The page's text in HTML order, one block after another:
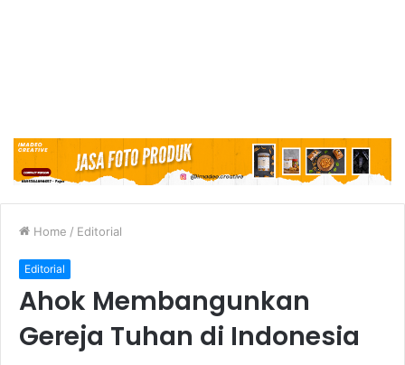
Home / Editorial
Editorial
Ahok Membangunkan
Gereja Tuhan di Indonesia